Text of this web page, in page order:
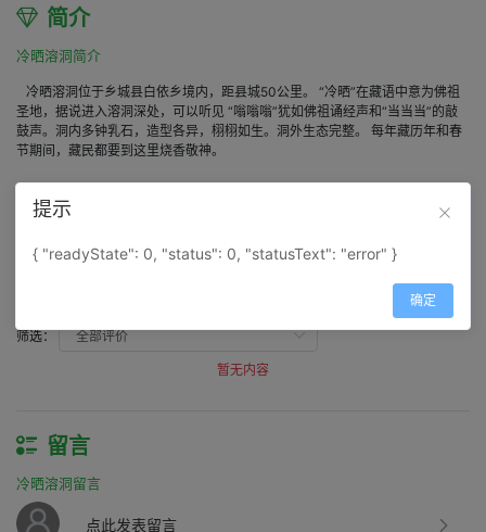
简介
冷晒溶洞简介
冷晒溶洞位于乡城县白依乡境内，距县城50公里。 “冷晒”在藏语中意为佛祖
圣地，据说进入溶洞深处，可以听见 “嗡嗡嗡”犹如佛祖诵经声和“当当当”的敲
鼓声。洞内多钟乳石，造型各异，栩栩如生。洞外生态完整。 每年藏历年和春
节期间，藏民都要到这里烧香敬神。
筛选：
暂无内容
留言
冷晒溶洞留言
点此发表留言
提示
{ "readyState": 0, "status": 0, "statusText": "error" }
确定